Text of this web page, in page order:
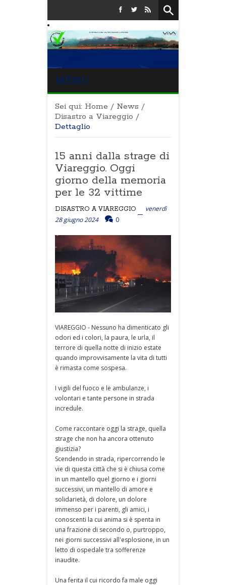
MENU
Sei qui: Home / News /
Disastro a Viareggio /
Dettaglio
15 anni dalla strage di
Viareggio. Oggi
giorno della memoria
per le 32 vittime
DISASTRO A VIAREGGIO
venerdì
28 giugno 2024
0
VIAREGGIO - Nessuno ha dimenticato gli
odori ed i colori, la paura, le urla, il
terrore di quella notte di inizio estate
quando improvvisamente la vita di tutti
è rimasta come sospesa.
I vigili del fuoco e le ambulanze, i
volontari e tante persone in strada
incredule.
Come raccontare oggi la strage, quella
strage che non ha ancora ottenuto
giustizia?
Scendendo in strada, ripercorrendo le
vie di questa città che si è chiusa come
in un mantello quel giorno e i giorni
successivi, un mantello di amore e
solidarietà, di dolore, un dolore
immenso per i parenti, gli amici, i
conoscenti la cui anima si è spenta in
una frazione di secondo o, purtroppo,
nei giorni successivi all'esplosione, in un
letto di ospedale tra sofferenze
inaudite.
Una ferita il cui ricordo fa male oggi